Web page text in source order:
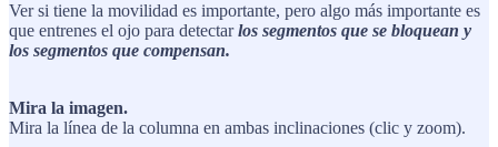
Ver si tiene la movilidad es importante, pero algo más importante es
que entrenes el ojo para detectarlos segmentos que se bloquean y
los segmentos que compensan.
Mira la imagen.
Mira la línea de la columna en ambas inclinaciones (clic y zoom).